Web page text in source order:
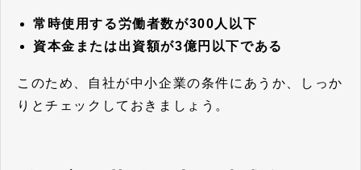
常時使用する労働者数が300人以下
資本金または出資額が3億円以下である
このため、自社が中小企業の条件にあうか、しっか
りとチェックしておきましょう。